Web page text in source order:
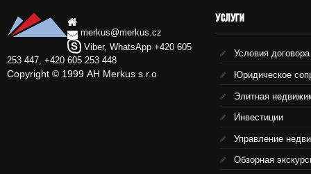
merkus@merkus.cz
Viber, WhatsApp +420 605
253 447, +420 605 253 448
Copyright © 1999 АН Merkus s.r.o
УСЛУГИ
Условия
Юридическое
Элитная
Инвестиции
Управление
Обзорная